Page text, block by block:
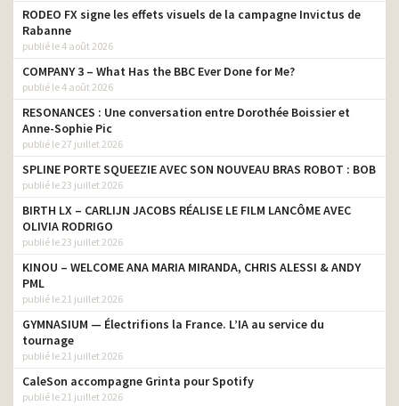
RODEO FX signe les effets visuels de la campagne Invictus de
Rabanne
publié le 4 août 2026
COMPANY 3 – What Has the BBC Ever Done for Me?
publié le 4 août 2026
RESONANCES : Une conversation entre Dorothée Boissier et
Anne-Sophie Pic
publié le 27 juillet 2026
SPLINE PORTE SQUEEZIE AVEC SON NOUVEAU BRAS ROBOT : BOB
publié le 23 juillet 2026
BIRTH LX – CARLIJN JACOBS RÉALISE LE FILM LANCÔME AVEC
OLIVIA RODRIGO
publié le 23 juillet 2026
KINOU – WELCOME ANA MARIA MIRANDA, CHRIS ALESSI & ANDY
PML
publié le 21 juillet 2026
GYMNASIUM — Électrifions la France. L’IA au service du
tournage
publié le 21 juillet 2026
CaleSon accompagne Grinta pour Spotify
publié le 21 juillet 2026